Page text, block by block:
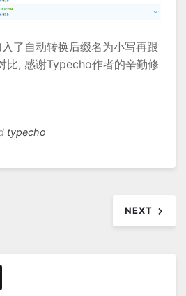
了自动转换后缀名为小写再跟
比, 感谢Typecho作者的辛勤修
typecho
NEXT